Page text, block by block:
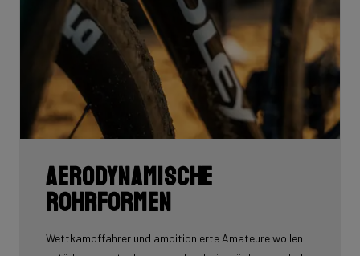
Aerodynamische
Rohrformen
Wettkampffahrer und ambitionierte Amateure wollen